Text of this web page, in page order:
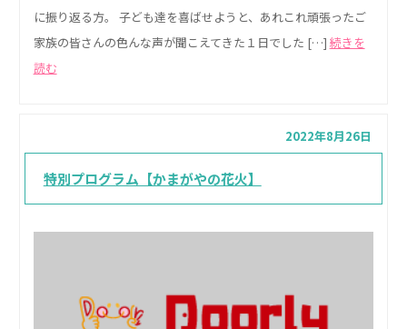
に振り返る方。 子ども達を喜ばせようと、あれこれ頑張ったご
家族の皆さんの色んな声が聞こえてきた１日でした […] 続きを
読む
2022年8月26日
特別プログラム【かまがやの花火】